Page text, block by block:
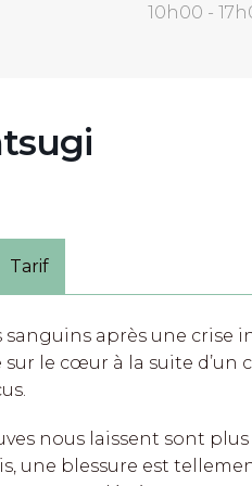
10h00 -
Tarif
sanguins après une
sur le cœur à la suite
nous laissent sont
une blessure est